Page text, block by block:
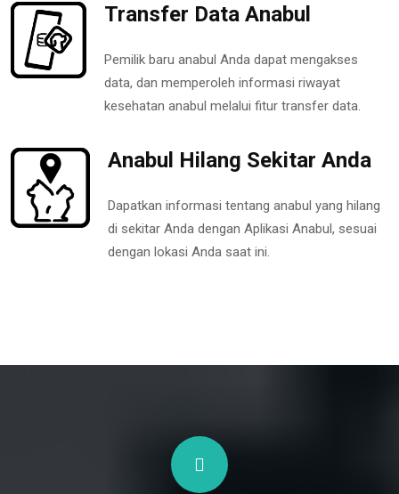
Transfer Data Anabul
Pemilik baru anabul Anda dapat mengakses
data, dan memperoleh informasi riwayat
kesehatan anabul melalui fitur transfer data.
Anabul Hilang Sekitar Anda
Dapatkan informasi tentang anabul yang hilang
di sekitar Anda dengan Aplikasi Anabul, sesuai
dengan lokasi Anda saat ini.